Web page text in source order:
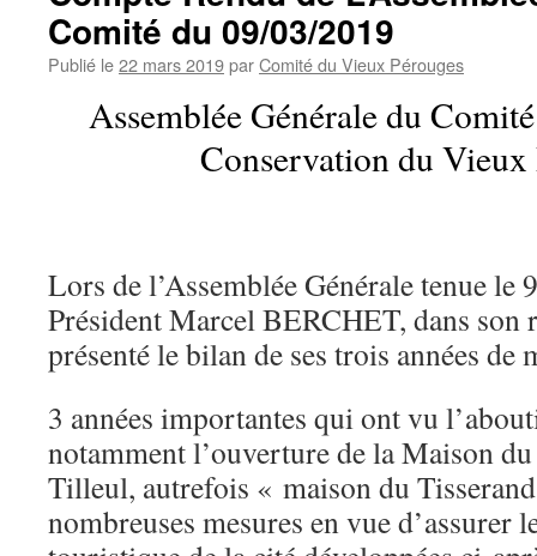
Comité du 09/03/2019
Publié le22 mars 2019parComité du Vieux Pérouges
Assemblée Générale du
Conservation du Vieux
Lors de l’Assemblée Générale tenue le
Président Marcel BERCHET, dans son
présenté le bilan de ses trois années de
3 années importantes qui ont vu
notamment l’ouverture de la Maison
Tilleul, autrefois « maison du
nombreuses mesures en vue d’assurer